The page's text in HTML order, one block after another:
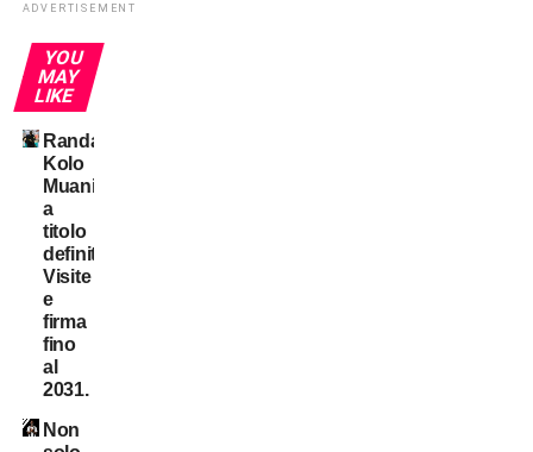
ADVERTISEMENT
YOU
MAY
LIKE
Randal
Kolo
Muani:
a
titolo
definitivo!
Visite
e
firma
fino
al
2031.
Non